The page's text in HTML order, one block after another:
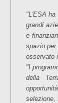
"L'ESA ha
grandi
e
spazio
osservato
"I
della
selezione,